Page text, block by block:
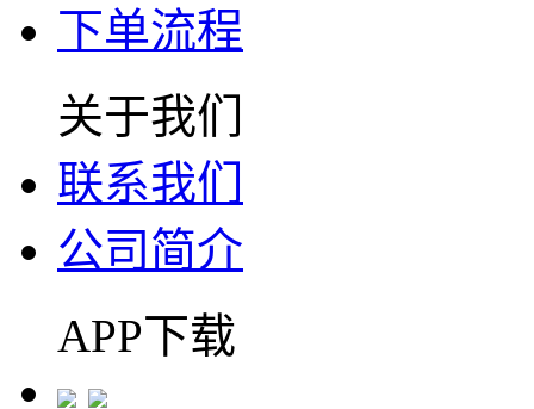
下单流程
关于我们
联系我们
公司简介
APP下载